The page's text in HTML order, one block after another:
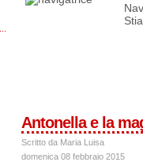
Antonella e la
Scritto da Maria Luisa
domenica 08 febbraio 2015